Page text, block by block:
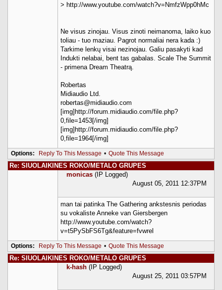
> http://www.youtube.com/watch?v=NmfzWpp0hMc
Ne visus zinojau. Visus zinoti neimanoma, laiko kuo
toliau - tuo maziau. Pagrot normaliai nera kada :)
Tarkime lenkų visai nezinojau. Galiu pasakyti kad
Indukti nelabai, bent tas gabalas. Scale The Summit
- primena Dream Theatrą.
Robertas
Midiaudio Ltd.
robertas@midiaudio.com
[img]http://forum.midiaudio.com/file.php?
0,file=1453[/img]
[img]http://forum.midiaudio.com/file.php?
0,file=1964[/img]
Options: Reply To This Message • Quote This Message
Re: SIUOLAIKINES ROKO/METALO GRUPES
monicas (IP Logged)
August 05, 2011 12:37PM
man tai patinka The Gathering ankstesnis periodas
su vokaliste Anneke van Giersbergen
http://www.youtube.com/watch?
v=t5PySbFS6Tg&feature=fvwrel
Options: Reply To This Message • Quote This Message
Re: SIUOLAIKINES ROKO/METALO GRUPES
k-hash (IP Logged)
August 25, 2011 03:57PM